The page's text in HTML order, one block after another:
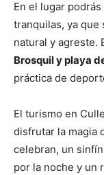
En el lugar
tranquilas, ya que
natural y agreste.
Brosquil y playa
práctica de
El turismo en
disfrutar la magia
celebran, un
por la noche y un